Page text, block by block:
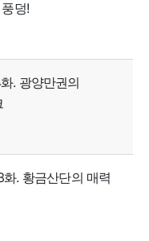
덩!
. 광양만권의
. 황금산단의 매력